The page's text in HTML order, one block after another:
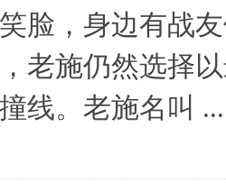
脸，身边有战
老施仍然选择
线。老施名叫 ...